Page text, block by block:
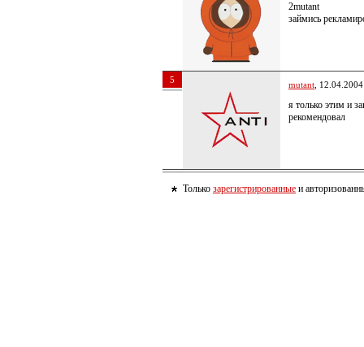
2mutant
займись
5 mutant ,
я только этим и
рекомендовал
Только зарегистрированные и